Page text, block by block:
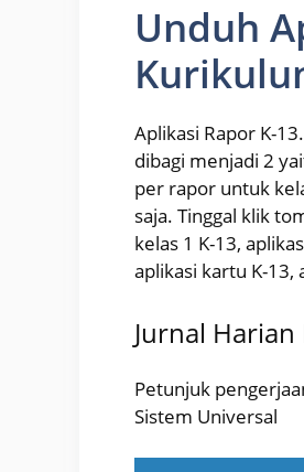
Unduh
Aplikasi Rapor K-
dibagi menjadi 2
per rapor untuk
saja. Tinggal klik
kelas 1 K-13,
aplikasi kartu K-13,
Jurnal Harian
Petunjuk
Sistem Universal